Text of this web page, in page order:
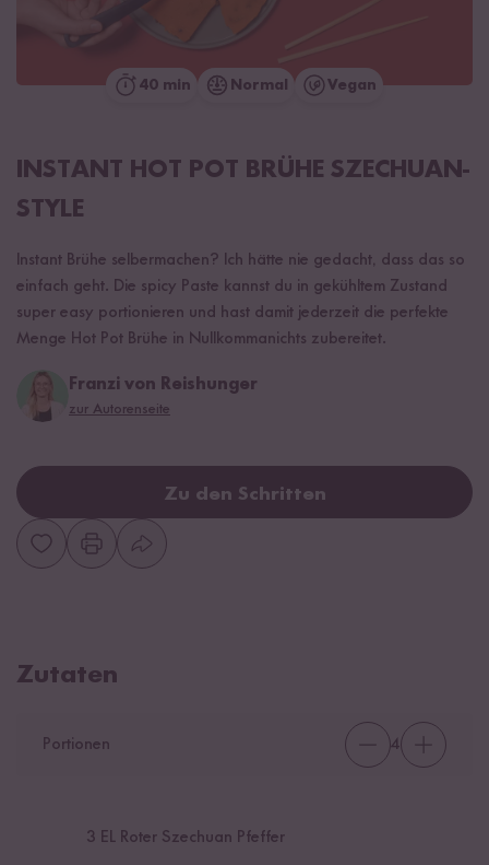
40 min Normal Vegan
INSTANT HOT POT BRÜHE SZECHUAN-
STYLE
Instant Brühe selbermachen? Ich hätte nie gedacht, dass das so
einfach geht. Die spicy Paste kannst du in gekühltem Zustand
super easy portionieren und hast damit jederzeit die perfekte
Menge Hot Pot Brühe in Nullkommanichts zubereitet.
Franzi von Reishunger
zur Autorenseite
Zu den Schritten
Zutaten
Portionen 4
3 EL Roter Szechuan Pfeffer